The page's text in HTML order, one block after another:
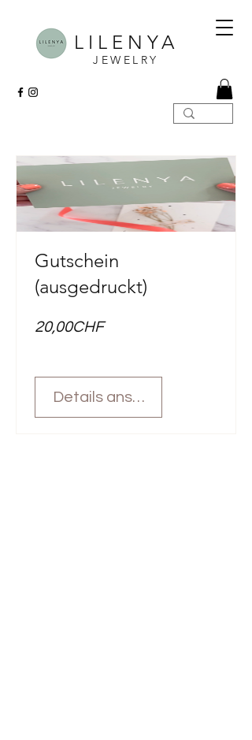
LILENYA
JEWELRY
Gutschein
(ausgedruckt)
20,00CHFPreis
Details ansehen